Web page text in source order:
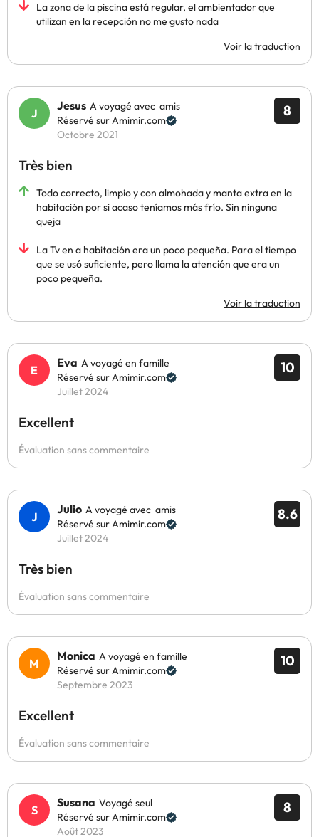
La zona de la piscina está regular, el ambientador que
utilizan en la recepción no me gusto nada
Voir la traduction
8
Jesus A voyagé avec amis
Réservé sur Amimir.com
Octobre 2021
Très bien
Todo correcto, limpio y con almohada y manta extra en la
habitación por si acaso teníamos más frío. Sin ninguna
queja
La Tv en a habitación era un poco pequeña. Para el tiempo
que se usó suficiente, pero llama la atención que era un
poco pequeña.
Voir la traduction
10
Eva A voyagé en famille
Réservé sur Amimir.com
Juillet 2024
Excellent
Évaluation sans commentaire
8.6
Julio A voyagé avec amis
Réservé sur Amimir.com
Juillet 2024
Très bien
Évaluation sans commentaire
10
Monica A voyagé en famille
Réservé sur Amimir.com
Septembre 2023
Excellent
Évaluation sans commentaire
8
Susana Voyagé seul
Réservé sur Amimir.com
Août 2023